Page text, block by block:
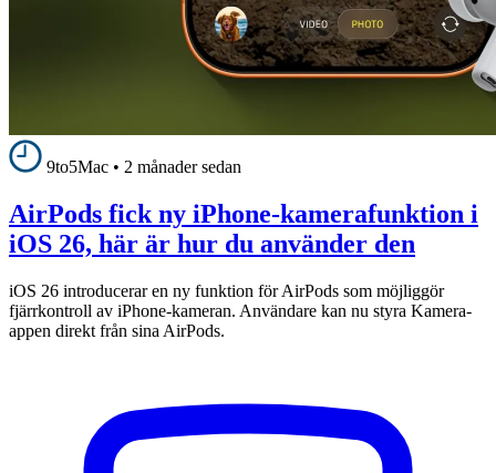
9to5Mac • 2 månader sedan
AirPods fick ny iPhone-kamerafunktion i
iOS 26, här är hur du använder den
iOS 26 introducerar en ny funktion för AirPods som möjliggör
fjärrkontroll av iPhone-kameran. Användare kan nu styra Kamera-
appen direkt från sina AirPods.